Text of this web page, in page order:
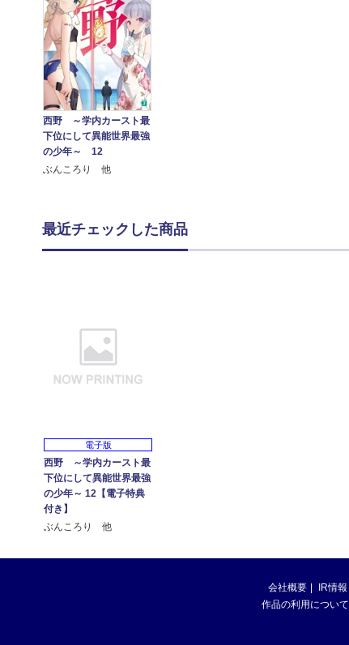
西野 ～学内カースト最
下位にして異能世界最強
の少年～ 12
ぶんころり 他
最近チェックした商品
電子版
西野 ～学内カースト最
下位にして異能世界最強
の少年～ 12【電子特典
付き】
ぶんころり 他
会社概要 IR情報
作品の利用について